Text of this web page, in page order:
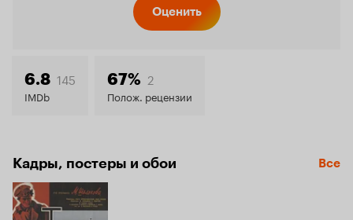
7.1
Оценить
6.8 145
IMDb
67% 2
Полож. рецензии
Кадры, постеры и обои Все